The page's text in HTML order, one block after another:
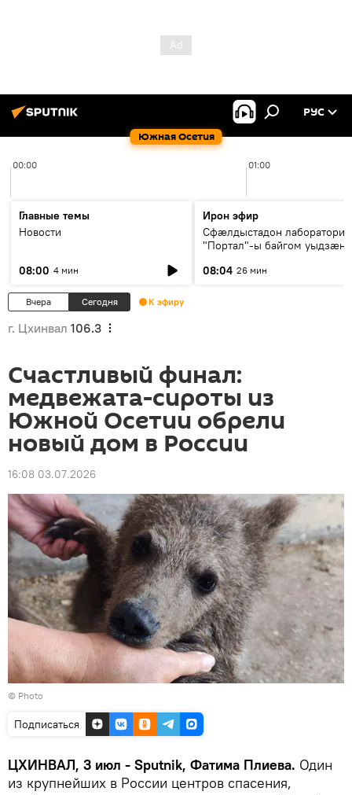
Южная Осетия
РУС
00:00 01:00
Главные темы
Новости
08:00 4 мин
Ирон эфир
Сфæлдыстадон лаборатори
"Портал"-ы байгом уыдзæн
Æхсары куыстыты равдыст
08:04 26 мин
Вчера Сегодня К эфиру
г. Цхинвал 106.3
Счастливый финал:
медвежата-сироты из
Южной Осетии обрели
новый дом в России
16:08 03.07.2026
© Photo
Подписаться
ЦХИНВАЛ, 3 июл - Sputnik, Фатима Плиева. Один
из крупнейших в России центров спасения,